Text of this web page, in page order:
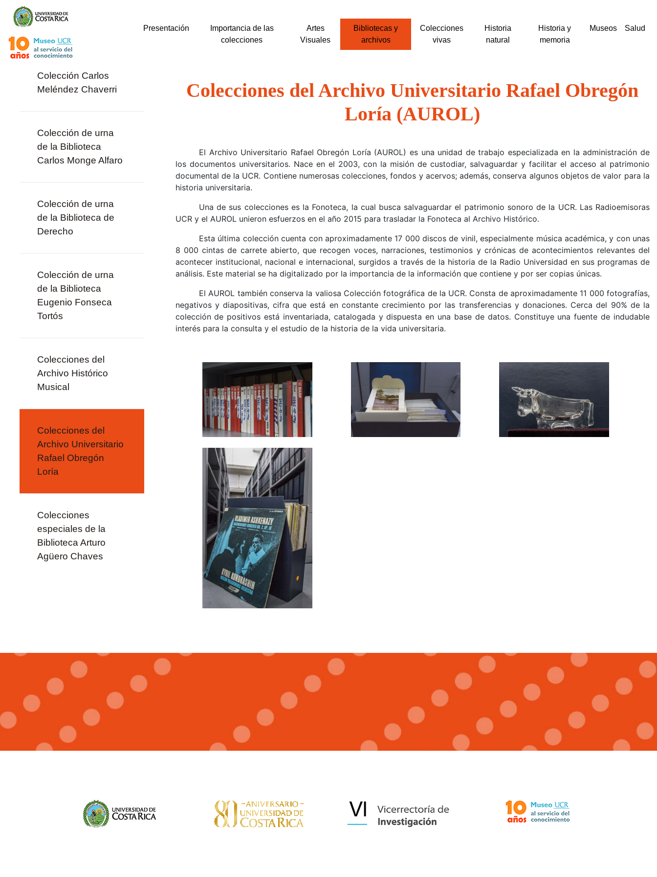
Presentación
Importancia de las
colecciones
Artes
Visuales
Bibliotecas y
archivos
Colecciones
vivas
Historia
natural
Historia y
memoria
Museos Salud
Colección Carlos
Meléndez Chaverri
Colección de urna
de la Biblioteca
Carlos Monge Alfaro
Colección de urna
de la Biblioteca de
Derecho
Colección de urna
de la Biblioteca
Eugenio Fonseca
Tortós
Colecciones del
Archivo Histórico
Musical
Colecciones del
Archivo Universitario
Rafael Obregón
Loría
Colecciones
especiales de la
Biblioteca Arturo
Agüero Chaves
Colecciones del Archivo Universitario Rafael Obregón
Loría (AUROL)
El Archivo Universitario Rafael Obregón Loría (AUROL) es una unidad de trabajo especializada en la administración de
los documentos universitarios. Nace en el 2003, con la misión de custodiar, salvaguardar y facilitar el acceso al patrimonio
documental de la UCR. Contiene numerosas colecciones, fondos y acervos; además, conserva algunos objetos de valor para la
historia universitaria.
Una de sus colecciones es la Fonoteca, la cual busca salvaguardar el patrimonio sonoro de la UCR. Las Radioemisoras
UCR y el AUROL unieron esfuerzos en el año 2015 para trasladar la Fonoteca al Archivo Histórico.
Esta última colección cuenta con aproximadamente 17 000 discos de vinil, especialmente música académica, y con unas
8 000 cintas de carrete abierto, que recogen voces, narraciones, testimonios y crónicas de acontecimientos relevantes del
acontecer institucional, nacional e internacional, surgidos a través de la historia de la Radio Universidad en sus programas de
análisis. Este material se ha digitalizado por la importancia de la información que contiene y por ser copias únicas.
El AUROL también conserva la valiosa Colección fotográfica de la UCR. Consta de aproximadamente 11 000 fotografías,
negativos y diapositivas, cifra que está en constante crecimiento por las transferencias y donaciones. Cerca del 90% de la
colección de positivos está inventariada, catalogada y dispuesta en una base de datos. Constituye una fuente de indudable
interés para la consulta y el estudio de la historia de la vida universitaria.